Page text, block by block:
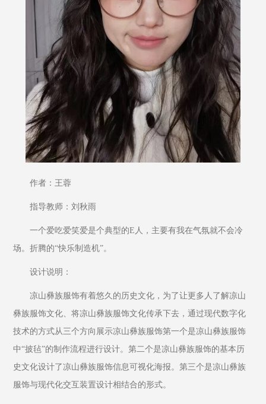
作者：王蓉
指导教师：刘秋雨
一个爱吃爱笑爱是个典型的E人，主要有我在气氛就不会冷
场。折腾的“快乐制造机”。
设计说明：
凉山彝族服饰有着悠久的历史文化，为了让更多人了解凉山
彝族服饰文化、将凉山彝族服饰文化传承下去，通过现代数字化
技术的方式从三个方向展示凉山彝族服饰第一个是凉山彝族服饰
中“披毡”的制作流程进行设计。第二个是凉山彝族服饰的基本历
史文化设计了凉山彝族服饰信息可视化海报。第三个是凉山彝族
服饰与现代化交互装置设计相结合的形式。